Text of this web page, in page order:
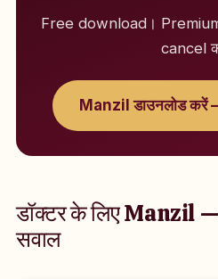
Free download।
cancel
Manzil डाउनलोड
डॉक्टर के लिए Manzil
सवाल